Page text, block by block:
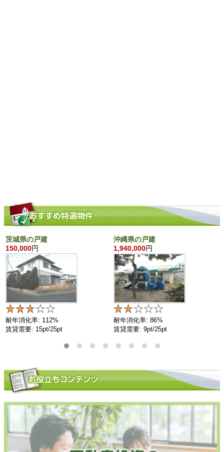
茨城県の戸建
150,000円
耐年消化率: 112%
賃貸需要: 15pt/25pt
沖縄県の戸建
1,940,000円
耐年消化率: 86%
賃貸需要: 9pt/25pt